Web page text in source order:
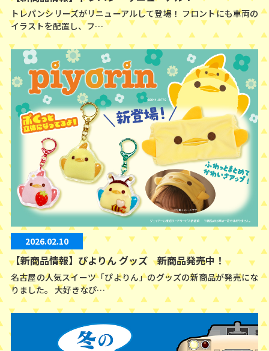
トレパンシリーズがリニューアルして登場！ フロントにも車両の
イラストを配置し、フ…
2026.02.10
【新商品情報】ぴよりん グッズ 新商品発売中！
名古屋の人気スイーツ「ぴよりん」のグッズの新商品が発売にな
りました。 大好きなぴ…